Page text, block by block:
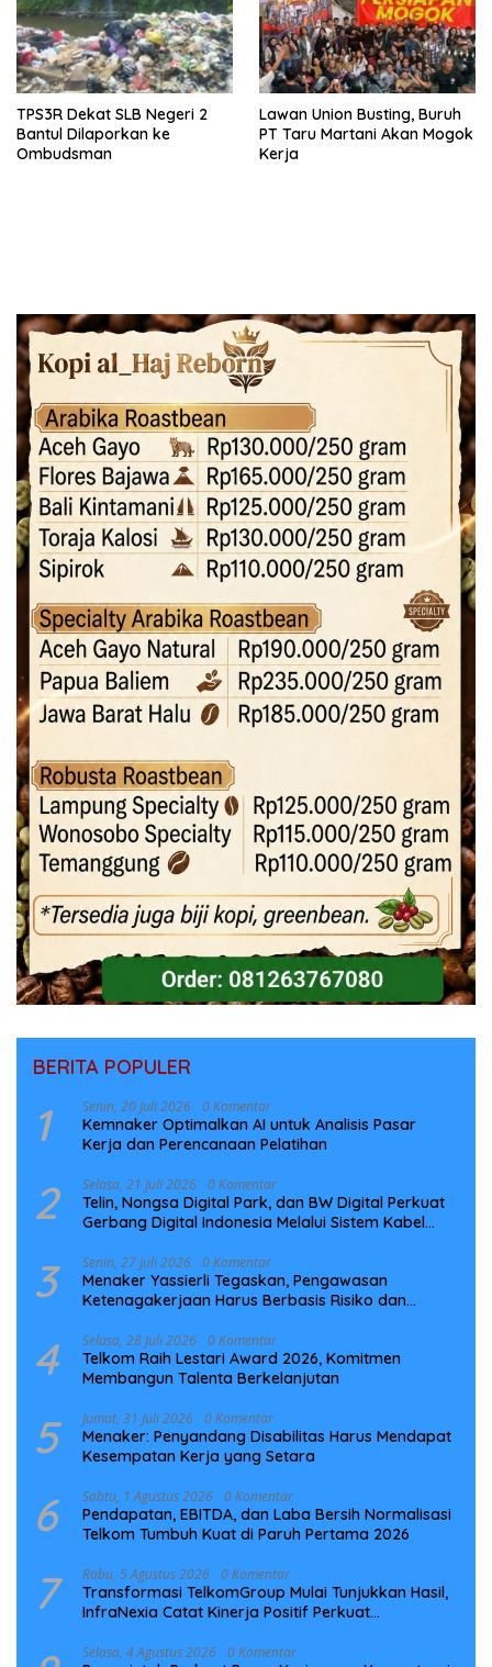
TPS3R Dekat SLB Negeri 2
Bantul Dilaporkan ke
Ombudsman
Lawan Union Busting, Buruh
PT Taru Martani Akan Mogok
Kerja
BERITA POPULER
1 Senin, 20 Juli 2026 0 Komentar
Kemnaker Optimalkan AI untuk Analisis Pasar
Kerja dan Perencanaan Pelatihan
2 Selasa, 21 Juli 2026 0 Komentar
Telin, Nongsa Digital Park, dan BW Digital Perkuat
Gerbang Digital Indonesia Melalui Sistem Kabel
3 Senin, 27 Juli 2026 0 Komentar
Menaker Yassierli Tegaskan, Pengawasan
Ketenagakerjaan Harus Berbasis Risiko dan
4 Selasa, 28 Juli 2026 0 Komentar
Telkom Raih Lestari Award 2026, Komitmen
Membangun Talenta Berkelanjutan
5 Jumat, 31 Juli 2026 0 Komentar
Menaker: Penyandang Disabilitas Harus Mendapat
Kesempatan Kerja yang Setara
6 Sabtu, 1 Agustus 2026 0 Komentar
Pendapatan, EBITDA, dan Laba Bersih Normalisasi
Telkom Tumbuh Kuat di Paruh Pertama 2026
7 Rabu, 5 Agustus 2026 0 Komentar
Transformasi TelkomGroup Mulai Tunjukkan Hasil,
InfraNexia Catat Kinerja Positif Perkuat
Selasa, 4 Agustus 2026 0 Komentar